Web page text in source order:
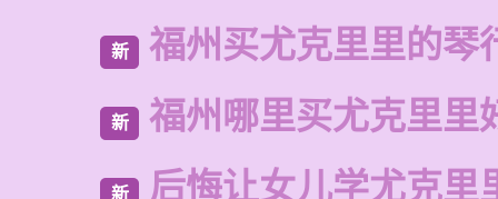
新 福州买尤克里里的琴
新 福州哪里买尤克里里
新 后悔让女儿学尤克里